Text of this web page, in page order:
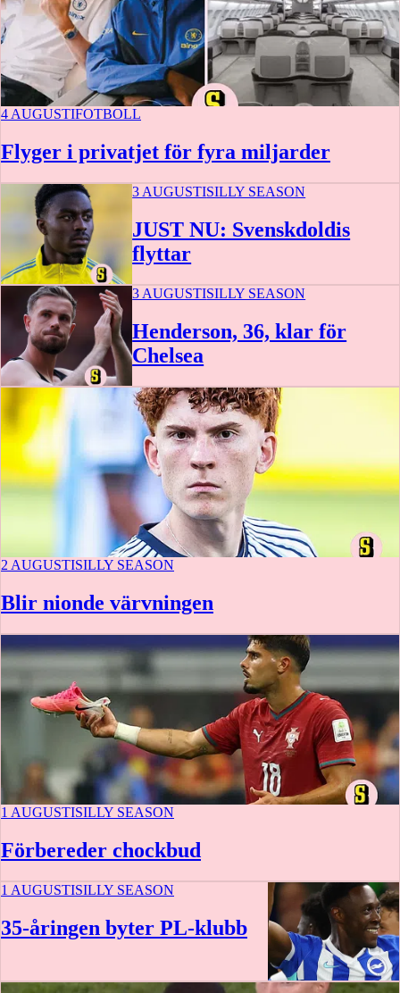
4 AUGUSTIFOTBOLL
Flyger i privatjet för fyra miljarder
3 AUGUSTISILLY SEASON
JUST NU: Svenskdoldis
flyttar
3 AUGUSTISILLY SEASON
Henderson, 36, klar för
Chelsea
2 AUGUSTISILLY SEASON
Blir nionde värvningen
1 AUGUSTISILLY SEASON
Förbereder chockbud
1 AUGUSTISILLY SEASON
35-åringen byter PL-klubb